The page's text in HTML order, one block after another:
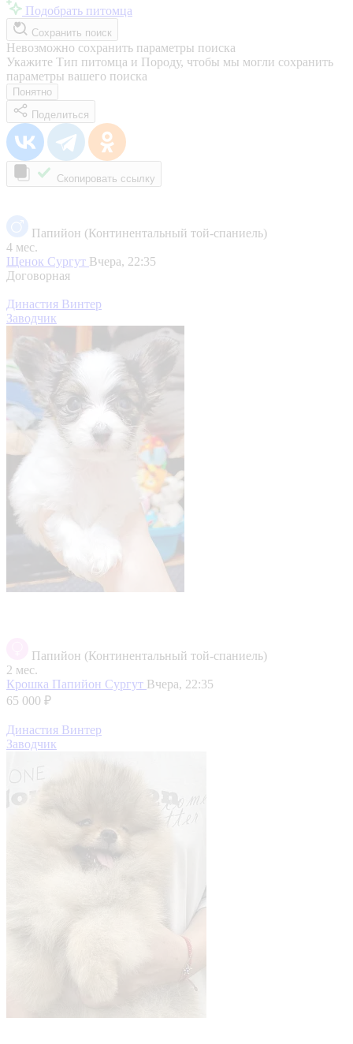
Подобрать питомца
Сохранить поиск
Невозможно сохранить параметры поиска
Укажите Тип питомца и Породу, чтобы мы могли сохранить
параметры вашего поиска
Понятно
Поделиться
Скопировать ссылку
Папийон (Континентальный той-спаниель)
4 мес.
Щенок Сургут Вчера, 22:35
Договорная
Династия Винтер
Заводчик
Папийон (Континентальный той-спаниель)
2 мес.
Крошка Папийон Сургут Вчера, 22:35
65 000 ₽
Династия Винтер
Заводчик